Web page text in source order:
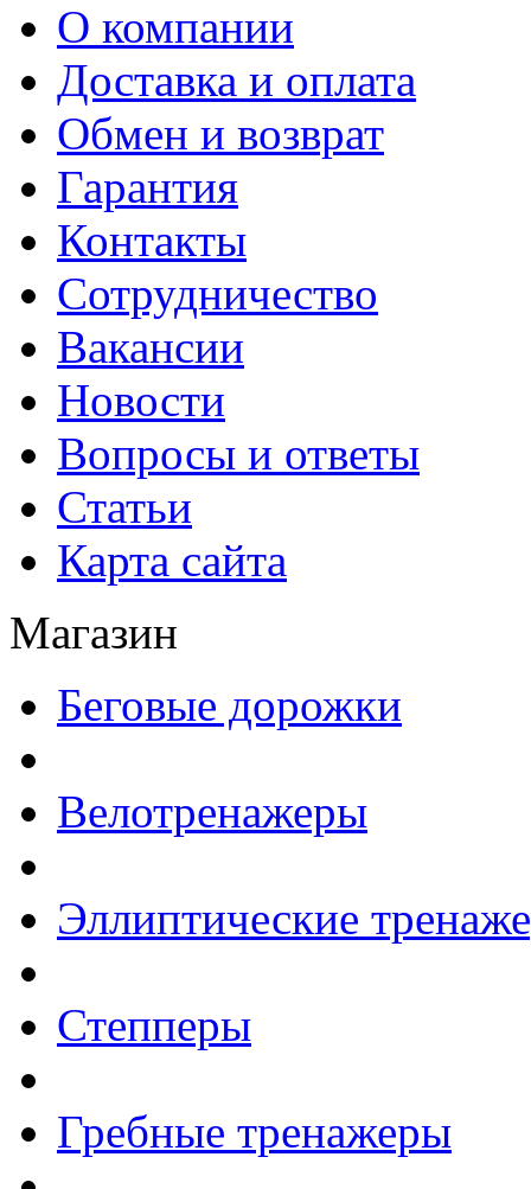
О компании
Доставка и оплата
Обмен и возврат
Гарантия
Контакты
Сотрудничество
Вакансии
Новости
Вопросы и ответы
Статьи
Карта сайта
Магазин
Беговые дорожки
Велотренажеры
Эллиптические
Степперы
Гребные тренажеры